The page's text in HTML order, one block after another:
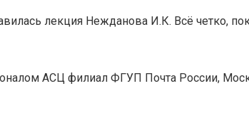
лекция Нежданова И.К. Всё четко,
АСЦ филиал ФГУП Почта России,